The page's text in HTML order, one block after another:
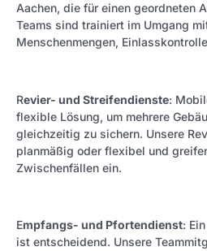
Aachen, die für einen geordneten
Teams sind trainiert im Umgang
Menschenmengen,
Revier- und Streifendienste:
flexible Lösung, um mehrere
gleichzeitig zu sichern. Unsere
planmäßig oder flexibel und
Zwischenfällen ein.
Empfangs- und Pfortendienst:
ist entscheidend. Unsere